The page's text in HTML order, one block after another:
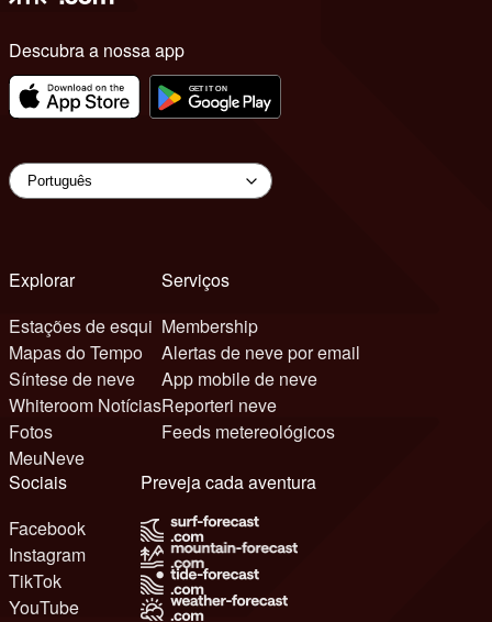
Descubra a nossa app
Explorar
Estações de esqui
Mapas do Tempo
Síntese de neve
Whiteroom Notícias
Fotos
MeuNeve
Serviços
Membership
Alertas de neve por email
App mobile de neve
Reporteri neve
Feeds metereológicos
Sociais
Facebook
Instagram
TikTok
YouTube
Preveja cada aventura